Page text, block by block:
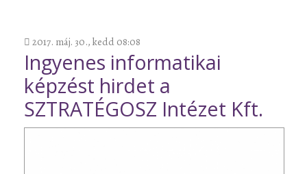
2017. máj. 30., kedd 08:08
Ingyenes informatikai
képzést hirdet a
SZTRATÉGOSZ Intézet Kft.